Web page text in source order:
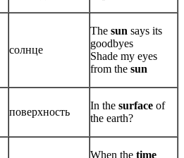
солнце
The sun says its
goodbyes
Shade my eyes
from the sun
поверхность
In the surface of
the earth?
When the time